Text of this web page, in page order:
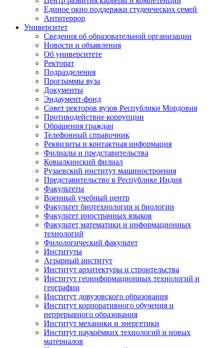
Единое окно поддержки студенческих семей
Антитеррор
Университет
Сведения об образовательной организации
Новости и объявления
Об университете
Ректорат
Подразделения
Программы вуза
Документы
Эндаумент-фонд
Совет ректоров вузов Республики Мордовия
Противодействие коррупции
Обращения граждан
Телефонный справочник
Реквизиты и контактная информация
Филиалы и представительства
Ковылкинский филиал
Рузаевский институт машиностроения
Представительство в Республике Индия
Факультеты
Военный учебный центр
Факультет биотехнологии и биологии
Факультет иностранных языков
Факультет математики и информационных
технологий
Филологический факультет
Институты
Аграрный институт
Институт архитектуры и строительства
Институт геоинформационных технологий и
географии
Институт довузовского образования
Институт корпоративного обучения и
непрерывного образования
Институт механики и энергетики
Институт наукоёмких технологий и новых
материалов